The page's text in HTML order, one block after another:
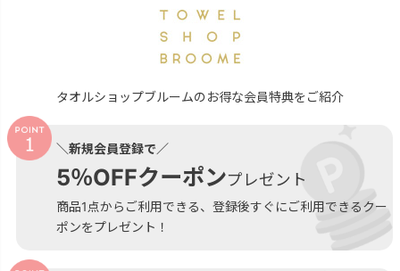
タオルショップブルームのお得な会員特典をご紹介
＼新規会員登録で／
5％OFFクーポンプレゼント
商品1点からご利用できる、登録後すぐにご利用できるクー
ポンをプレゼント！